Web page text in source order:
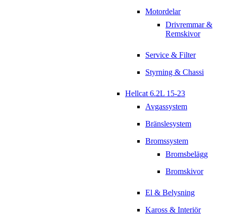
Motordelar
Drivremmar &
Remskivor
Service & Filter
Styrning & Chassi
Hellcat 6.2L 15-23
Avgassystem
Bränslesystem
Bromssystem
Bromsbelägg
Bromskivor
El & Belysning
Kaross & Interiör